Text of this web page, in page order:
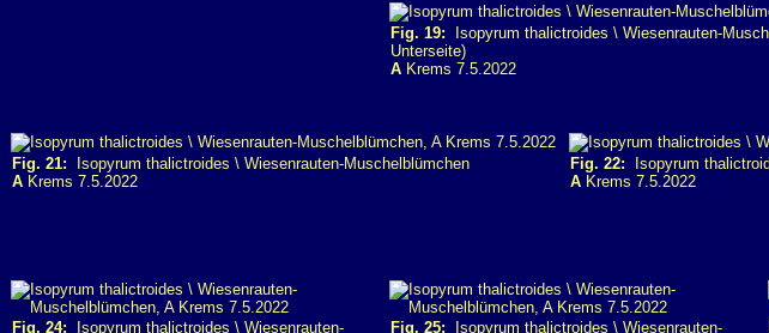
Fig. 19: Isopyrum thalictroides \ Wiesenrauten-
Unterseite)
A Krems 7.5.2022
Fig. 21: Isopyrum thalictroides \ Wiesenrauten-Muschelblümchen
A Krems 7.5.2022
Fig. 22: Isopyrum
A Krems 7.5.2022
Fig. 24: Isopyrum thalictroides \ Wiesenrauten- Fig. 25: Isopyrum thalictroides \ Wiesenrauten-